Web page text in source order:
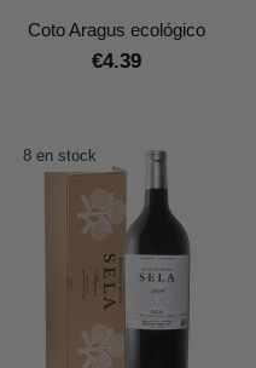
Coto Aragus ecológico
€4.39
8 en stock